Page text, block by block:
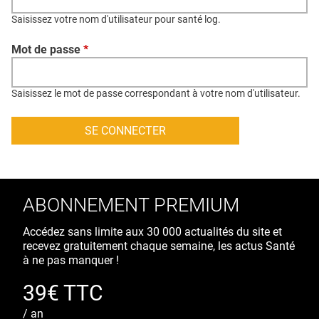
CONTACT
CRÉDITS
Saisissez votre nom d'utilisateur pour santé log.
Mot de passe *
Saisissez le mot de passe correspondant à votre nom d'utilisateur.
ABONNEMENT PREMIUM
Accédez sans limite aux 30 000 actualités du site et
recevez gratuitement chaque semaine, les actus Santé
à ne pas manquer !
39€ TTC
/ an